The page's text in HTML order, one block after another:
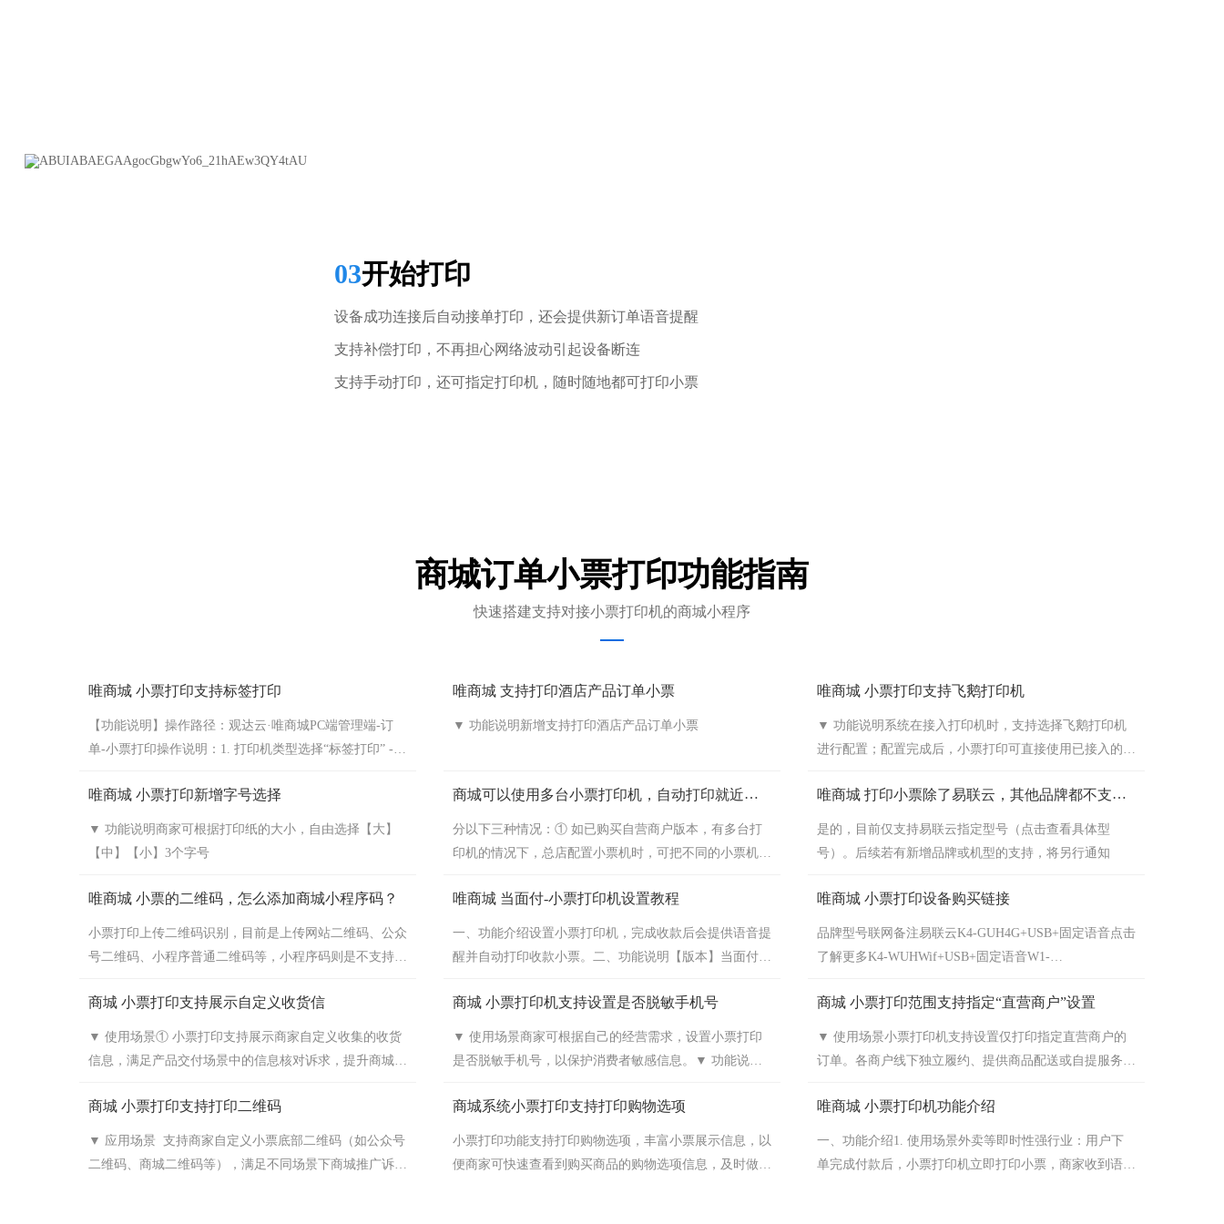
03开始打印
设备成功连接后自动接单打印，还会提供新订单语音提醒
支持补偿打印，不再担心网络波动引起设备断连
支持手动打印，还可指定打印机，随时随地都可打印小票
商城订单小票打印功能指南
快速搭建支持对接小票打印机的商城小程序
唯商城 小票打印支持标签打印
【功能说明】操作路径：观达云·唯商城PC端管理端-订
单-小票打印操作说明：1. 打印机类型选择“标签打印” -
接入后，支持自动打印标签，也可以在订单列表右侧选择
打印标签
唯商城 支持打印酒店产品订单小票
▼ 功能说明新增支持打印酒店产品订单小票
唯商城 小票打印支持飞鹅打印机
▼ 功能说明系统在接入打印机时，支持选择飞鹅打印机
进行配置；配置完成后，小票打印可直接使用已接入的飞
唯商城 小票打印新增字号选择
▼ 功能说明商家可根据打印纸的大小，自由选择【大】
【中】【小】3个字号
商城可以使用多台小票打印机，自动打印就近门
分以下三种情况：① 如已购买自营商户版本，有多台打
印机的情况下，总店配置小票机时，可把不同的小票机指
② 未购买自营商户版本的情况下，如配置多台小票机，
只要触发场景，所有小票机都会自动打印订单。如只需打
印某个门店，可以考虑关闭自动打印功能，选择在管理订
驻版本，则不同的商户可在子商户后台独立设置不...
唯商城 打印小票除了易联云，其他品牌都不支持
是的，目前仅支持易联云指定型号（点击查看具体型
号）。后续若有新增品牌或机型的支持，将另行通知
唯商城 小票的二维码，怎么添加商城小程序码？
小票打印上传二维码识别，目前是上传网站二维码、公众
号二维码、小程序普通二维码等，小程序码则是不支持
平台‍小程序管理‍后台下载普通二维码 上传 方法二：到商
城后台获取小程序外部链接添加，添加到链接中即可自动
生成二维码。 PS:建议使用方法一，方法二客户若使用
转回微信访问（微信APP规则如此）。
唯商城 当面付-小票打印机设置教程
一、功能介绍设置小票打印机，完成收款后会提供语音提
醒并自动打印收款小票。二、功能说明【版本】当面付需
（仅限中文版网站）三、设置教程1. 添加设备商家可进
入【商城管理后台-订单-配套工具-小票打印机】中添加
打印机设备。支持”易联云“打印设备，为保障打印机能正
加100台小票打印机。2. 基础设置进入...
唯商城 小票打印设备购买链接
品牌型号联网备注易联云K4-GUH4G+USB+固定语音点击
了解更多K4-WUHWif+USB+固定语音W1-
WGEHDBWifi+4G+网口+固定语音+切刀K4-
WTUHWifi+蓝牙+USB+固定语音点击了解更多K4-
GTUH4G+蓝牙+USB+固定语音K4-
商城 小票打印支持展示自定义收货信
▼ 使用场景① 小票打印支持展示商家自定义收集的收货
信息，满足产品交付场景中的信息核对诉求，提升商城经
息安全性。▼ 功能说明前往商家后台”订单-配套工具-小
票打印“设置：
商城 小票打印机支持设置是否脱敏手机号
▼ 使用场景商家可根据自己的经营需求，设置小票打印
是否脱敏手机号，以保护消费者敏感信息。▼ 功能说明
置"样式设置-内容脱敏-订单信息“，可启用/禁用联系电话
脱敏。
商城 小票打印范围支持指定“直营商户”设置
▼ 使用场景小票打印机支持设置仅打印指定直营商户的
订单。各商户线下独立履约、提供商品配送或自提服务的
升经营效率。▼ 功能说明商家前往”后台-订单-配套工具-
小票打印“中，指定设备设置"基础设置-所属商户"，可指
定某一直营商户：注：成员需具备“总部-订单管理”权
商城 小票打印支持打印二维码
▼ 应用场景 支持商家自定义小票底部二维码（如公众号
二维码、商城二维码等），满足不同场景下商城推广诉
商城系统小票打印支持打印购物选项
小票打印功能支持打印购物选项，丰富小票展示信息，以
便商家可快速查看到购买商品的购物选项信息，及时做出
唯商城 小票打印机功能介绍
一、功能介绍1. 使用场景外卖等即时性强行业：用户下
单完成付款后，小票打印机立即打印小票，商家收到语音